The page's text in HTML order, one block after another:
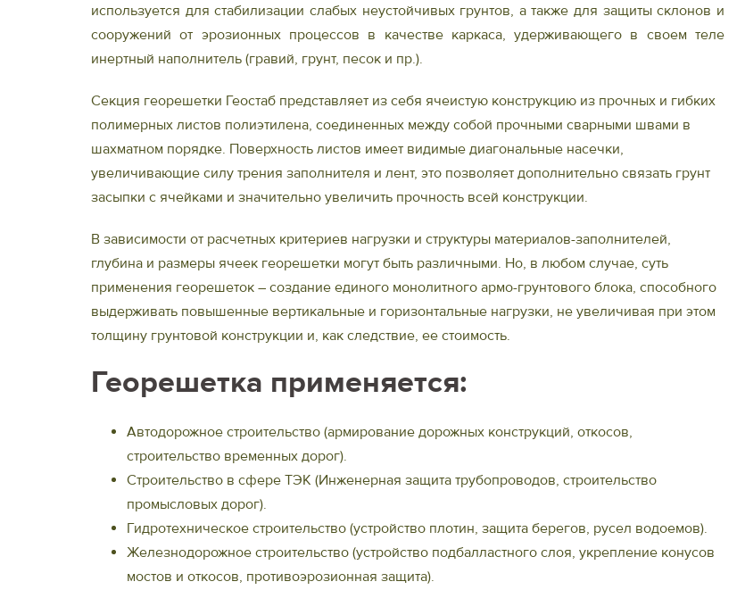
используется для стабилизации слабых неустойчивых грунтов, а также для защиты склонов и
сооружений от эрозионных процессов в качестве каркаса, удерживающего в своем теле
инертный наполнитель (гравий, грунт, песок и пр.).
Секция георешетки Геостаб представляет из себя ячеистую конструкцию из прочных и гибких
полимерных листов полиэтилена, соединенных между собой прочными сварными швами в
шахматном порядке. Поверхность листов имеет видимые диагональные насечки,
увеличивающие силу трения заполнителя и лент, это позволяет дополнительно связать грунт
засыпки с ячейками и значительно увеличить прочность всей конструкции.
В зависимости от расчетных критериев нагрузки и структуры материалов-заполнителей,
глубина и размеры ячеек георешетки могут быть различными. Но, в любом случае, суть
применения георешеток ― создание единого монолитного армо-грунтового блока, способного
выдерживать повышенные вертикальные и горизонтальные нагрузки, не увеличивая при этом
толщину грунтовой конструкции и, как следствие, ее стоимость.
Георешетка применяется:
Автодорожное строительство (армирование дорожных конструкций, откосов,
строительство временных дорог).
Строительство в сфере ТЭК (Инженерная защита трубопроводов, строительство
промысловых дорог).
Гидротехническое строительство (устройство плотин, защита берегов, русел водоемов).
Железнодорожное строительство (устройство подбалластного слоя, укрепление конусов
мостов и откосов, противоэрозионная защита).